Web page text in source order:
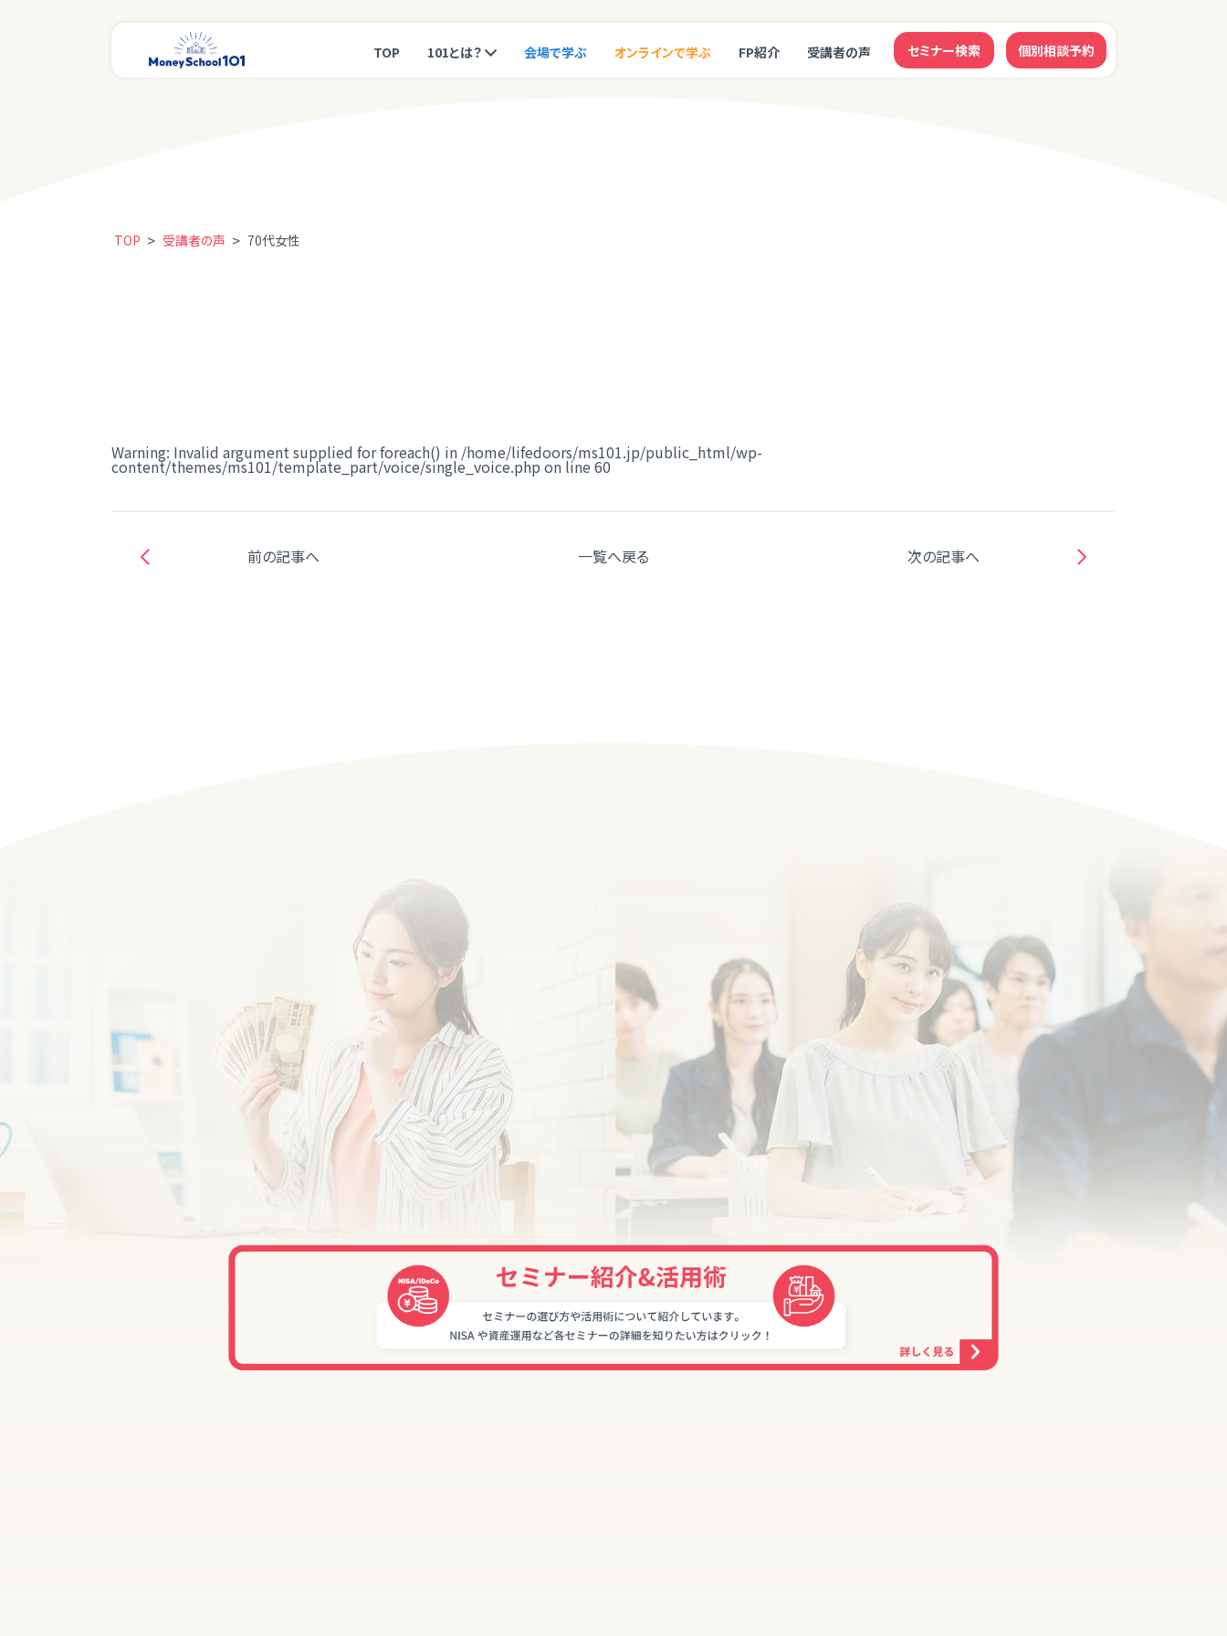
TOP 101とは？ 会場で学ぶ オンラインで学ぶ FP紹介 受講者の声 セミナー検索 個別相談予約
TOP > 受講者の声 > 70代女性
Warning: Invalid argument supplied for foreach() in /home/lifedoors/ms101.jp/public_html/wp-
content/themes/ms101/template_part/voice/single_voice.php on line 60
前の記事へ 一覧へ戻る 次の記事へ